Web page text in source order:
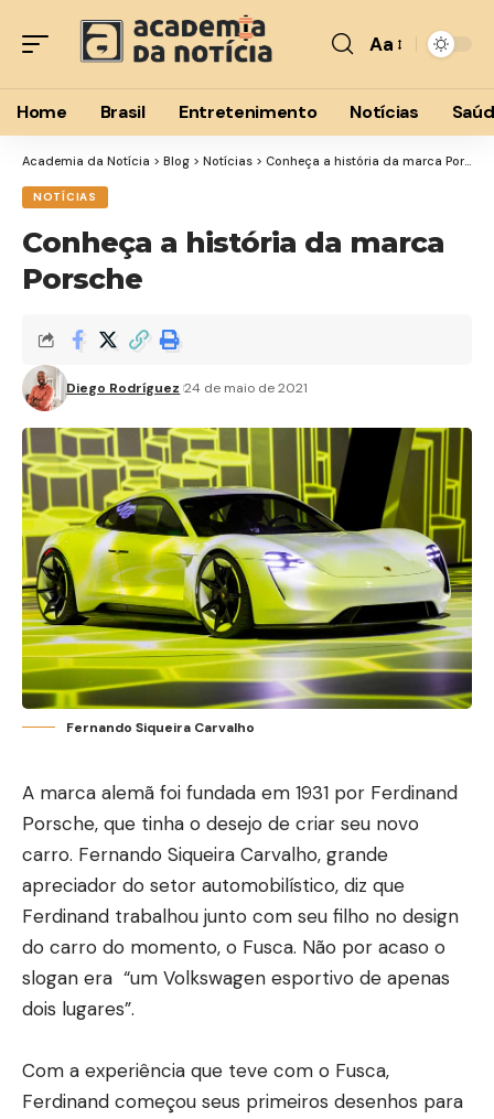
Font
Resizer
Aa
Home Brasil Entretenimento Notícias
Academia da Notícia > Blog > Notícias > Conheça a história da marca Porsche
NOTÍCIAS
Conheça a história da marca
Porsche
Diego Rodríguez 24 de maio de 2021
Fernando Siqueira Carvalho
A marca alemã foi fundada em 1931 por Ferdinand
Porsche, que tinha o desejo de criar seu novo
carro. Fernando Siqueira Carvalho, grande
apreciador do setor automobilístico, diz que
Ferdinand trabalhou junto com seu filho no design
do carro do momento, o Fusca. Não por acaso o
slogan era “um Volkswagen esportivo de apenas
dois lugares”.
Com a experiência que teve com o Fusca,
Ferdinand começou seus primeiros desenhos para